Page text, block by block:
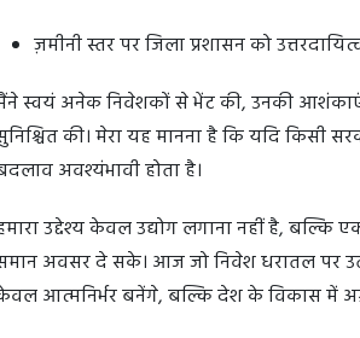
ज़मीनी स्तर पर जिला प्रशासन को
स्वयं अनेक निवेशकों से भेंट की, उनकी आशंकाएं
की। मेरा यह मानना है कि यदि किसी
अवश्यंभावी होता है।
उद्देश्य केवल उद्योग लगाना नहीं है,
अवसर दे सके। आज जो निवेश धरातल पर
आत्मनिर्भर बनेंगे, बल्कि देश के विकास में